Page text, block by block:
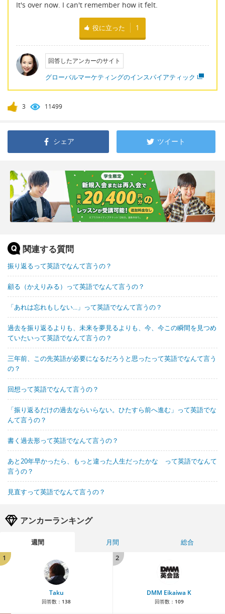
It's over now. I can't remember how it felt.
役に立った 1
回答したアンカーのサイト
グローバルマーケティングのインスパイアティック
3 11499
シェア ツイート
関連する質問
振り返るって英語でなんて言うの？
顧る（かえりみる）って英語でなんて言うの？
「あれは忘れもしない...」って英語でなんて言うの？
過去を振り返るよりも、未来を夢見るよりも、今、今この瞬間を見つめ
ていたいって英語でなんて言うの？
三年前、この先英語が必要になるだろうと思ったって英語でなんて言う
の？
回想って英語でなんて言うの？
「振り返るだけの過去ならいらない。ひたすら前へ進む」って英語でな
んて言うの？
書く過去形って英語でなんて言うの？
あと20年早かったら、もっと違った人生だったかな って英語でなんて
言うの？
見直すって英語でなんて言うの？
アンカーランキング
週間 月間
総合
1
Taku
回答数： 138
2
DMM Eikaiwa K
回答数： 109